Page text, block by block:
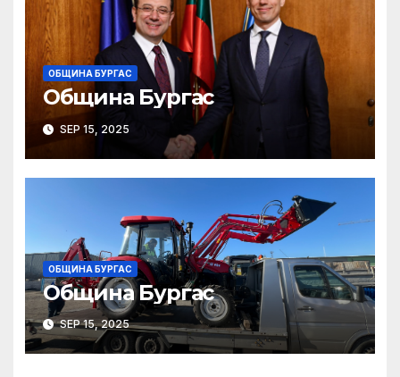
ОБЩИНА БУРГАС
Община Бургас
SEP 15, 2025
ОБЩИНА БУРГАС
Община Бургас
SEP 15, 2025